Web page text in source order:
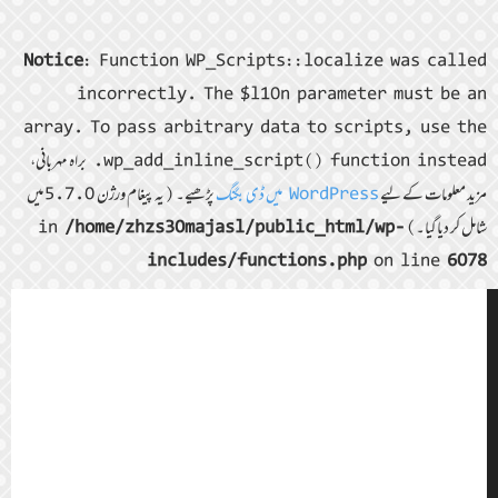
Notice: Function WP_Scripts::localize was called
incorrectly. The $l10n parameter must be an
array. To pass arbitrary data to scripts, use the
wp_add_inline_script() function instead. براہ مہربانی،
مزید معلومات کے لیےWordPress میں ڈی بگنگ
پڑھیے۔ (یہ پیغام ورژن 5.7.0 میں
شامل کر دیا گیا۔) in/home/zhzs30majasl/public_html/wp-
includes/functions.php on line 6078